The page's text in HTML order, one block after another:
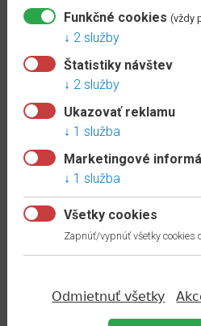
túto podložku aj v kombinácií s
prípade pokládky na minerálny
podložku parozábranu
vlhkosti z podkladu.
Technické parametre:
Hrúbka podložky[mm ]: 2
Množstvo v balíku
Pevnosť v tlaku CS [kPa] :
hodnosť na podlahové
Vyrovnanie nerovností PC
Integrovaná parozábrana (SD
Funkčné cookies (vždy
2 služby
Štatistiky návštev
2 služby
Ukazovať reklamu
1 služba
Marketingové
1 služba
Všetky cookies
Zapnúť/vypnúť všetky cookies
Odmietnuť všetky